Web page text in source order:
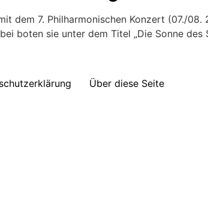
dem 7. Philharmonischen Konzert (07./
boten sie unter dem Titel „Die Sonne
Über diese Seite